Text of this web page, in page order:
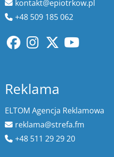
kontakt@epiotrkow.pl
+48 509 185 062
Reklama
ELTOM Agencja Reklamowa
reklama@strefa.fm
+48 511 29 29 20